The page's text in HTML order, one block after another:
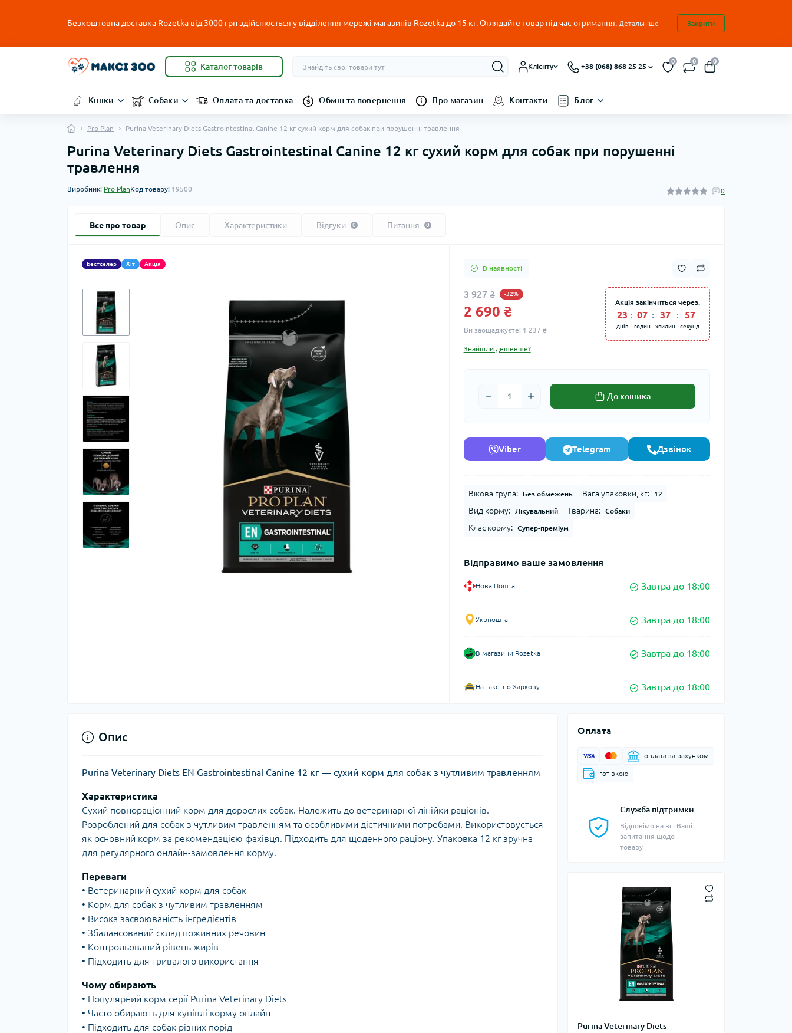
Безкоштовна доставка Rozetka від 3000 грн здійснюється у відділення мережі магазинів Rozetka до 15 кг. Оглядайте товар під час отримання. Детальніше Закрити
Каталог товарів Клієнту +38 (068) 868 25 25
0 0 0
Кішки Собаки Оплата та доставка Обмін та повернення Про магазин Контакти Блог
Pro Plan Purina Veterinary Diets Gastrointestinal Canine 12 кг сухий корм для собак при порушенні травлення
Purina Veterinary Diets Gastrointestinal Canine 12 кг сухий корм для собак при порушенні
травлення
Виробник: Pro PlanКод товару: 19500 0
Все про товар Опис Характеристики Відгуки 0 Питання 0
Бестселер Хіт Акція
В наявності
3 927 ₴ -32%
2 690 ₴
Ви заощаджуєте: 1 237 ₴
Акція закінчиться через:
23
днів
07
годин
37
хвилин
57
секунд
Знайшли дешевше?
До кошика
Viber Telegram Дзвінок
Вікова група: Без обмежень Вага упаковки, кг: 12
Вид корму: Лікувальний Тварина: Собаки
Клас корму: Супер-преміум
Відправимо ваше замовлення
Нова Пошта Завтра до 18:00
Укрпошта Завтра до 18:00
В магазини Rozetka Завтра до 18:00
На таксі по Харкову Завтра до 18:00
Оплата
оплата за рахунком
готівкою
Служба підтримки
Відповімо на всі Ваші
запитання щодо
товару
Purina Veterinary Diets
Опис
Purina Veterinary Diets EN Gastrointestinal Canine 12 кг — сухий корм для собак з чутливим травленням
Характеристика
Сухий повнораціонний корм для дорослих собак. Належить до ветеринарної лінійки раціонів.
Розроблений для собак з чутливим травленням та особливими дієтичними потребами. Використовується
як основний корм за рекомендацією фахівця. Підходить для щоденного раціону. Упаковка 12 кг зручна
для регулярного онлайн-замовлення корму.
Переваги
• Ветеринарний сухий корм для собак
• Корм для собак з чутливим травленням
• Висока засвоюваність інгредієнтів
• Збалансований склад поживних речовин
• Контрольований рівень жирів
• Підходить для тривалого використання
Чому обирають
• Популярний корм серії Purina Veterinary Diets
• Часто обирають для купівлі корму онлайн
• Підходить для собак різних порід